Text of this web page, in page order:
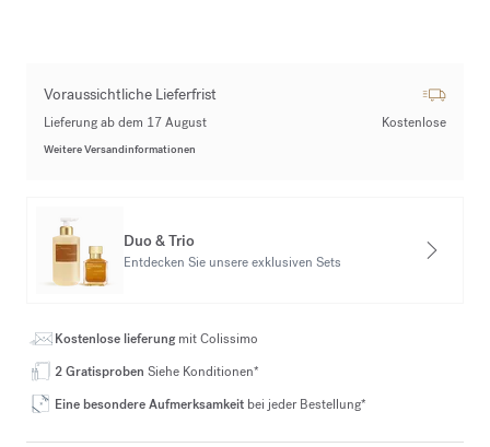
Voraussichtliche Lieferfrist
Lieferung ab dem 17 August Kostenlose
Weitere Versandinformationen
Duo & Trio
Entdecken Sie unsere exklusiven Sets
Kostenlose lieferungmit Colissimo
2 Gratisproben Siehe Konditionen*
Eine besondere Aufmerksamkeit bei jeder Bestellung*